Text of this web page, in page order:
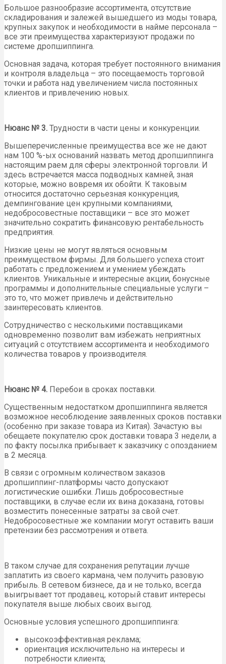
Большое разнообразие ассортимента, отсутствие
складирования и залежей вышедшего из моды товара,
крупных закупок и необходимости в найме персонала –
все эти преимущества характеризуют продажи по
системе дропшиппинга.
Основная задача, которая требует постоянного внимания
и контроля владельца – это посещаемость торговой
точки и работа над увеличением числа постоянных
клиентов и привлечению новых.
Нюанс № 3. Трудности в части цены и конкуренции.
Вышеперечисленные преимущества все же не дают
нам 100 %-ых оснований назвать метод дропшиппинга
настоящим раем для сферы электронной торговли. И
здесь встречается масса подводных камней, зная
которые, можно вовремя их обойти. К таковым
относится достаточно серьезная конкуренция,
демпингование цен крупными компаниями,
недобросовестные поставщики – все это может
значительно сократить финансовую рентабельность
предприятия.
Низкие цены не могут являться основным
преимуществом фирмы. Для большего успеха стоит
работать с предложением и умением убеждать
клиентов. Уникальные и интересные акции, бонусные
программы и дополнительные специальные услуги –
это то, что может привлечь и действительно
заинтересовать клиентов.
Сотрудничество с несколькими поставщиками
одновременно позволит вам избежать неприятных
ситуаций с отсутствием ассортимента и необходимого
количества товаров у производителя.
Нюанс № 4. Перебои в сроках поставки.
Существенным недостатком дропшиппинга является
возможное несоблюдение заявленных сроков поставки
(особенно при заказе товара из Китая). Зачастую вы
обещаете покупателю срок доставки товара 3 недели, а
по факту посылка прибывает к заказчику с опозданием
в 2 месяца.
В связи с огромным количеством заказов
дропшиппинг-платформы часто допускают
логистические ошибки. Лишь добросовестные
поставщики, в случае если их вина доказана, готовы
возместить понесенные затраты за свой счет.
Недобросовестные же компании могут оставить ваши
претензии без рассмотрения и ответа.
В таком случае для сохранения репутации лучше
заплатить из своего кармана, чем получить разовую
прибыль. В сетевом бизнесе, да и не только, всегда
выигрывает тот продавец, который ставит интересы
покупателя выше любых своих выгод.
Основные условия успешного дропшиппинга:
высокоэффективная реклама;
ориентация исключительно на интересы и
потребности клиента;